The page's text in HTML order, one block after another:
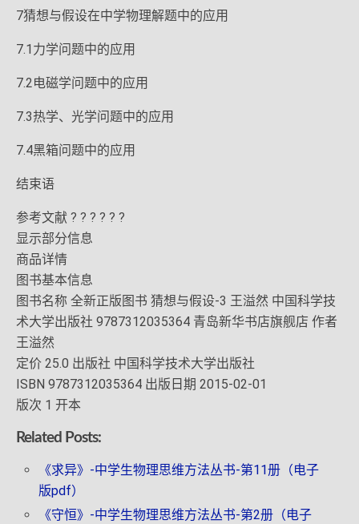
7猜想与假设在中学物理解题中的应用
7.1力学问题中的应用
7.2电磁学问题中的应用
7.3热学、光学问题中的应用
7.4黑箱问题中的应用
结束语
参考文献 ? ? ? ? ? ?
显示部分信息
商品详情
图书基本信息
图书名称 全新正版图书 猜想与假设-3 王溢然 中国科学技
术大学出版社 9787312035364 青岛新华书店旗舰店 作者
王溢然
定价 25.0 出版社 中国科学技术大学出版社
ISBN 9787312035364 出版日期 2015-02-01
版次 1 开本
Related Posts:
《求异》-中学生物理思维方法丛书-第11册（电子
版pdf）
《守恒》-中学生物理思维方法丛书-第2册（电子